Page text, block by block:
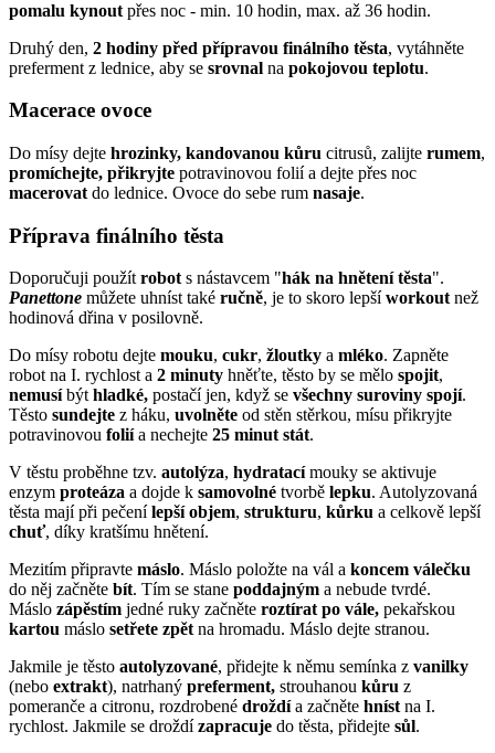
pomalu kynout přes noc - min. 10 hodin, max. až 36 hodin.
Druhý den, 2 hodiny před přípravou finálního těsta, vytáhněte
preferment z lednice, aby se srovnal na pokojovou teplotu.
Macerace ovoce
Do mísy dejte hrozinky, kandovanou kůru citrusů, zalijte rumem,
promíchejte, přikryjte potravinovou folií a dejte přes noc
macerovat do lednice. Ovoce do sebe rum nasaje.
Příprava finálního těsta
Doporučuji použít robot s nástavcem "hák na hnětení těsta".
Panettone můžete uhníst také ručně, je to skoro lepšíworkout než
hodinová dřina v posilovně.
Do mísy robotu dejte mouku, cukr, žloutky a mléko. Zapněte
robot na I. rychlost a 2 minuty hněťte, těsto by se mělo spojit,
nemusíbýt hladké, postačí jen, když se všechny suroviny spojí.
Těsto sundejte z háku, uvolněte od stěn stěrkou, mísu přikryjte
potravinovou foliía nechejte 25 minut stát.
V těstu proběhne tzv. autolýza, hydratacímouky se aktivuje
enzym proteáza a dojde k samovolné tvorbě lepku. Autolyzovaná
těsta mají při pečenílepší objem, strukturu, kůrku a celkově lepší
chuť, díky kratšímu hnětení.
Mezitím připravte máslo. Máslo položte na vál a koncem válečku
do něj začněte bít. Tím se stane poddajným a nebude tvrdé.
Máslo zápěstím jedné ruky začněte roztírat po vále, pekařskou
kartou máslo setřete zpět na hromadu. Máslo dejte stranou.
Jakmile je těsto autolyzované, přidejte k němu semínka z vanilky
(nebo extrakt), natrhaný preferment, strouhanou kůru z
pomeranče a citronu, rozdrobené droždía začněte hníst na I.
rychlost. Jakmile se droždízapracuje do těsta, přidejte sůl.